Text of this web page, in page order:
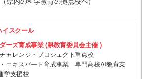
イスクール
ーズ育成事業 (県教育委員会主催 )
ャレンジ・プロジェクト重点校
エキスパート育成事業 専門高校AI教育支
支援校